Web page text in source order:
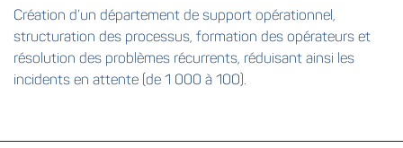
Création d’un département de support opérationnel,
structuration des processus, formation des opérateurs et
résolution des problèmes récurrents, réduisant ainsi les
incidents en attente (de 1 000 à 100).